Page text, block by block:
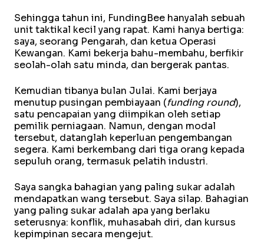
Sehingga tahun ini, FundingBee hanyalah sebuah
unit taktikal kecil yang rapat. Kami hanya bertiga:
saya, seorang Pengarah, dan ketua Operasi
Kewangan. Kami bekerja bahu-membahu, berfikir
seolah-olah satu minda, dan bergerak pantas.
Kemudian tibanya bulan Julai. Kami berjaya
menutup pusingan pembiayaan (funding round),
satu pencapaian yang diimpikan oleh setiap
pemilik perniagaan. Namun, dengan modal
tersebut, datanglah keperluan pengembangan
segera. Kami berkembang dari tiga orang kepada
sepuluh orang, termasuk pelatih industri.
Saya sangka bahagian yang paling sukar adalah
mendapatkan wang tersebut. Saya silap. Bahagian
yang paling sukar adalah apa yang berlaku
seterusnya: konflik, muhasabah diri, dan kursus
kepimpinan secara mengejut.